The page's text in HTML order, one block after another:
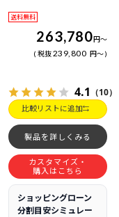
送料無料
263,780円～
税抜239,800 円～
4.1 （10）
比較リストに追加
製品を詳しくみる
カスタマイズ・
購入はこちら
ショッピングローン
分割目安シミュレー